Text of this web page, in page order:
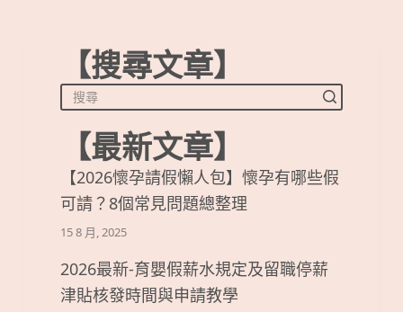
【搜尋文章】
【最新文章】
【2026懷孕請假懶人包】懷孕有哪些假
可請？8個常見問題總整理
15 8 月, 2025
2026最新-育嬰假薪水規定及留職停薪
津貼核發時間與申請教學